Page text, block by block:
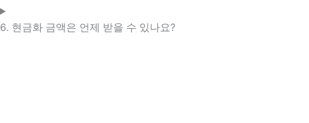
6. 현금화 금액은 언제 받을 수 있나요?